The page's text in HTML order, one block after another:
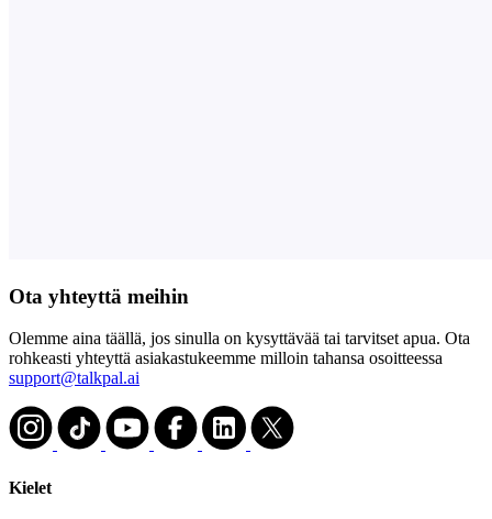
Ota yhteyttä meihin
Olemme aina täällä, jos sinulla on kysyttävää tai tarvitset apua. Ota
rohkeasti yhteyttä asiakastukeemme milloin tahansa osoitteessa
support@talkpal.ai
Kielet